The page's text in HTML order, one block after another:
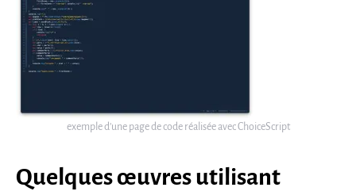
exemple d’une page de code réalisée avec ChoiceScript
Quelques œuvres utilisant